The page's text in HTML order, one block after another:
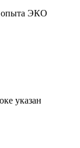
опыта ЭКО
указан